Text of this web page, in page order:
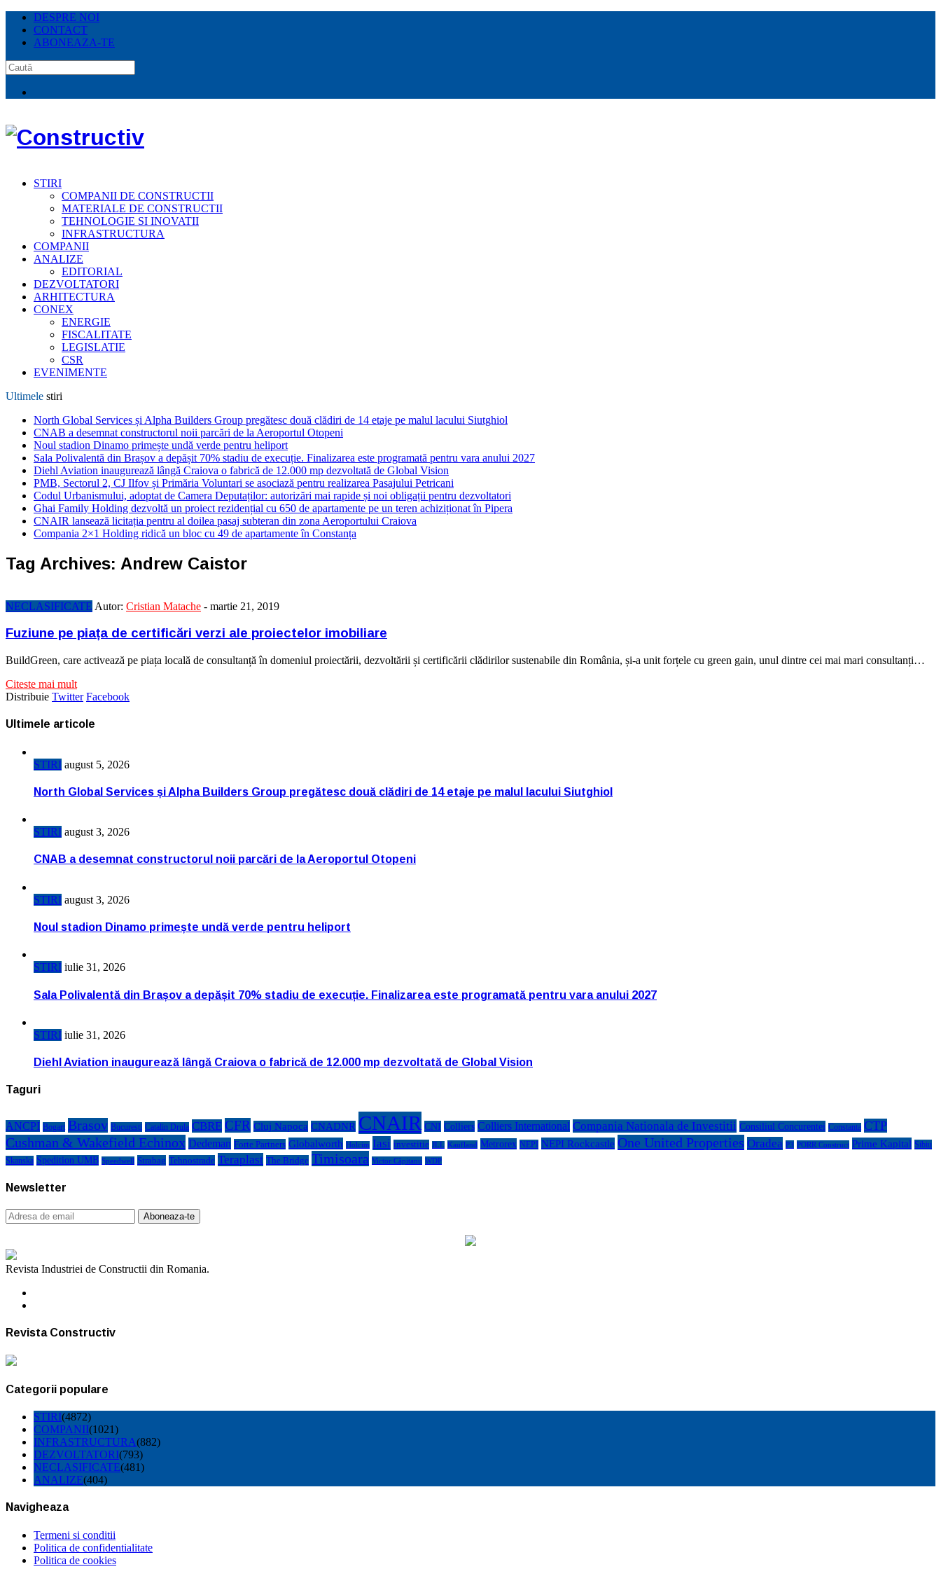
DESPRE NOI
CONTACT
ABONEAZA-TE
STIRI
COMPANII DE CONSTRUCTII
MATERIALE DE CONSTRUCTII
TEHNOLOGIE SI INOVATII
INFRASTRUCTURA
COMPANII
ANALIZE
EDITORIAL
DEZVOLTATORI
ARHITECTURA
CONEX
ENERGIE
FISCALITATE
LEGISLATIE
CSR
EVENIMENTE
Ultimele stiri
North Global Services și Alpha Builders Group pregătesc două clădiri de 14 etaje pe malul lacului Siutghiol
CNAB a desemnat constructorul noii parcări de la Aeroportul Otopeni
Noul stadion Dinamo primește undă verde pentru heliport
Sala Polivalentă din Brașov a depășit 70% stadiu de execuție. Finalizarea este programată pentru vara anului 2027
Diehl Aviation inaugurează lângă Craiova o fabrică de 12.000 mp dezvoltată de Global Vision
PMB, Sectorul 2, CJ Ilfov și Primăria Voluntari se asociază pentru realizarea Pasajului Petricani
Codul Urbanismului, adoptat de Camera Deputaților: autorizări mai rapide și noi obligații pentru dezvoltatori
Ghai Family Holding dezvoltă un proiect rezidențial cu 650 de apartamente pe un teren achiziționat în Pipera
CNAIR lansează licitația pentru al doilea pasaj subteran din zona Aeroportului Craiova
Compania 2×1 Holding ridică un bloc cu 49 de apartamente în Constanța
Tag Archives: Andrew Caistor
NECLASIFICATE Autor: Cristian Matache - martie 21, 2019
Fuziune pe piața de certificări verzi ale proiectelor imobiliare
BuildGreen, care activează pe piața locală de consultanță în domeniul proiectării, dezvoltării și certificării clădirilor sustenabile din România, și-a unit forțele cu green gain, unul dintre cei mai mari consultanți…
Citeste mai mult
Distribuie Twitter Facebook
Ultimele articole
STIRI august 5, 2026
North Global Services și Alpha Builders Group pregătesc două clădiri de 14 etaje pe malul lacului Siutghiol
STIRI august 3, 2026
CNAB a desemnat constructorul noii parcări de la Aeroportul Otopeni
STIRI august 3, 2026
Noul stadion Dinamo primește undă verde pentru heliport
STIRI iulie 31, 2026
Sala Polivalentă din Brașov a depășit 70% stadiu de execuție. Finalizarea este programată pentru vara anului 2027
STIRI iulie 31, 2026
Diehl Aviation inaugurează lângă Craiova o fabrică de 12.000 mp dezvoltată de Global Vision
Taguri
ANCPI Bogart Brasov Bucuresti Catalin Drula CBRE CFR Cluj Napoca CNADNR CNAIR CNI Colliers Colliers International Compania Nationala de Investitii Consiliul Concurentei Constanta CTP
Cushman & Wakefield Echinox Dedeman Forte Partners Globalworth Holcim Iasi investitie JLL Kaufland Metrorex NEPI NEPI Rockcastle One United Properties Oradea P3 PORR Construct Prime Kapital Sibiu
Skanska Spedition UMB Speedwell Strabag Tehnostrade Teraplast The Bridge Timisoara Victor Căpitanu WDP
Newsletter
Revista Industriei de Constructii din Romania.
Revista Constructiv
Categorii populare
STIRI(4872)
COMPANII(1021)
INFRASTRUCTURA(882)
DEZVOLTATORI(793)
NECLASIFICATE(481)
ANALIZE(404)
Navigheaza
Termeni si conditii
Politica de confidentialitate
Politica de cookies